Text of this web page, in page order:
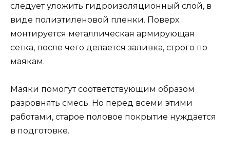
следует уложить гидроизоляционный слой, в
виде полиэтиленовой пленки. Поверх
монтируется металлическая армирующая
сетка, после чего делается заливка, строго по
маякам.
Маяки помогут соответствующим образом
разровнять смесь. Но перед всеми этими
работами, старое половое покрытие нуждается
в подготовке.